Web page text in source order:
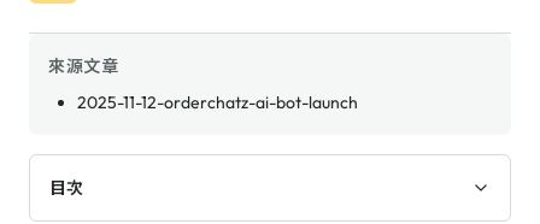
來源文章
2025-11-12-orderchatz-ai-bot-launch
目次